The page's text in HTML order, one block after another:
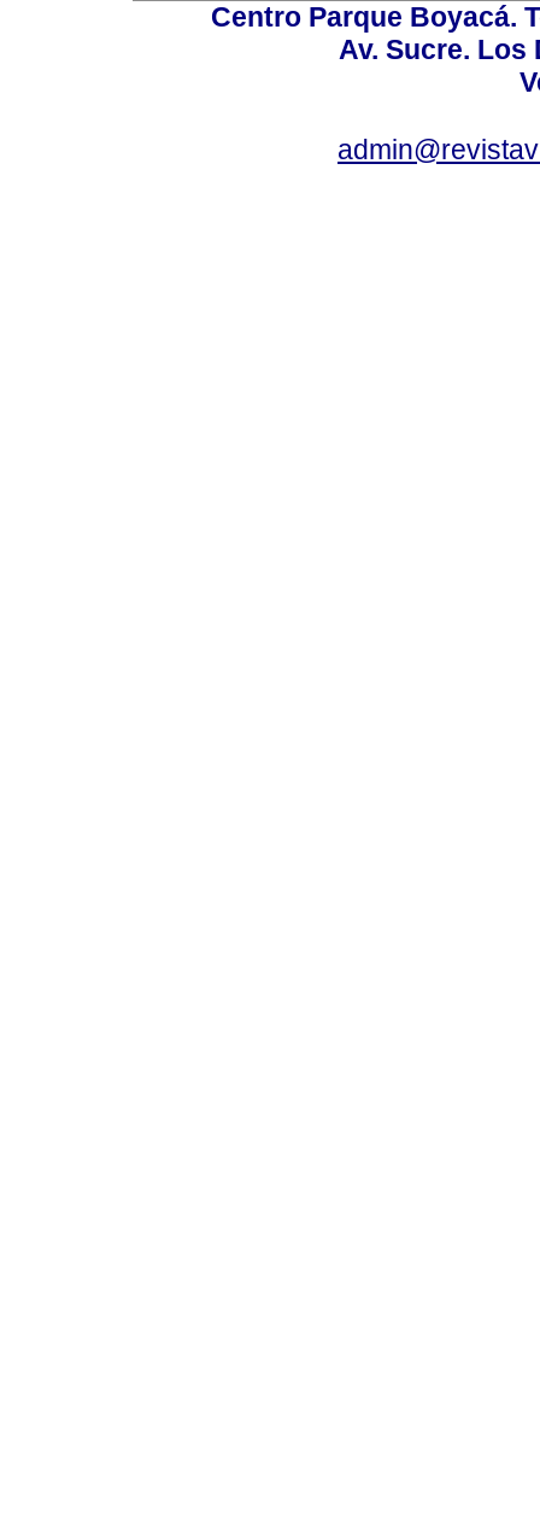
Centro Parque Boyacá.
Av. Sucre. Los